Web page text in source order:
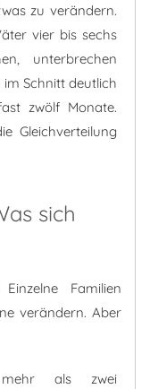
zu verändern.
vier bis sechs
unterbrechen
Schnitt deutlich
zwölf Monate.
Gleichverteilung
sich
Familien
verändern. Aber
als zwei